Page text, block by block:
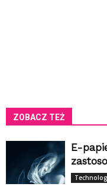
ZOBACZ TEŻ
E-